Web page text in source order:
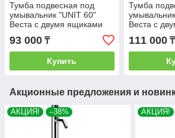
Тумба подвесная под
умывальник "UNIT 60"
Веста с двумя ящиками
В2 Айсберг
93 000 ₸
Купить
Тумба
Веста с
В2 Айсберг
111 000₸
Акционные предложения и
АКЦИЯ! –38% АКЦИЯ!